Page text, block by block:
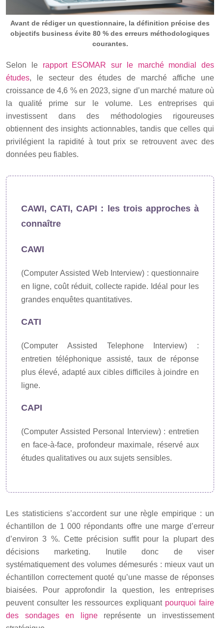
Avant de rédiger un questionnaire, la définition précise des
objectifs business évite 80 % des erreurs méthodologiques
courantes.
Selon le rapport ESOMAR sur le marché mondial des
études, le secteur des études de marché affiche une
croissance de 4,6 % en 2023, signe d’un marché mature où
la qualité prime sur le volume. Les entreprises qui
investissent dans des méthodologies rigoureuses
obtiennent des insights actionnables, tandis que celles qui
privilégient la rapidité à tout prix se retrouvent avec des
données peu fiables.
CAWI, CATI, CAPI : les trois approches à
connaître
CAWI
(Computer Assisted Web Interview) : questionnaire
en ligne, coût réduit, collecte rapide. Idéal pour les
grandes enquêtes quantitatives.
CATI
(Computer Assisted Telephone Interview) :
entretien téléphonique assisté, taux de réponse
plus élevé, adapté aux cibles difficiles à joindre en
ligne.
CAPI
(Computer Assisted Personal Interview) : entretien
en face-à-face, profondeur maximale, réservé aux
études qualitatives ou aux sujets sensibles.
Les statisticiens s’accordent sur une règle empirique : un
échantillon de 1 000 répondants offre une marge d’erreur
d’environ 3 %. Cette précision suffit pour la plupart des
décisions marketing. Inutile donc de viser
systématiquement des volumes démesurés : mieux vaut un
échantillon correctement quoté qu’une masse de réponses
biaisées. Pour approfondir la question, les entreprises
peuvent consulter les ressources expliquant pourquoi faire
des sondages en lignereprésente un investissement